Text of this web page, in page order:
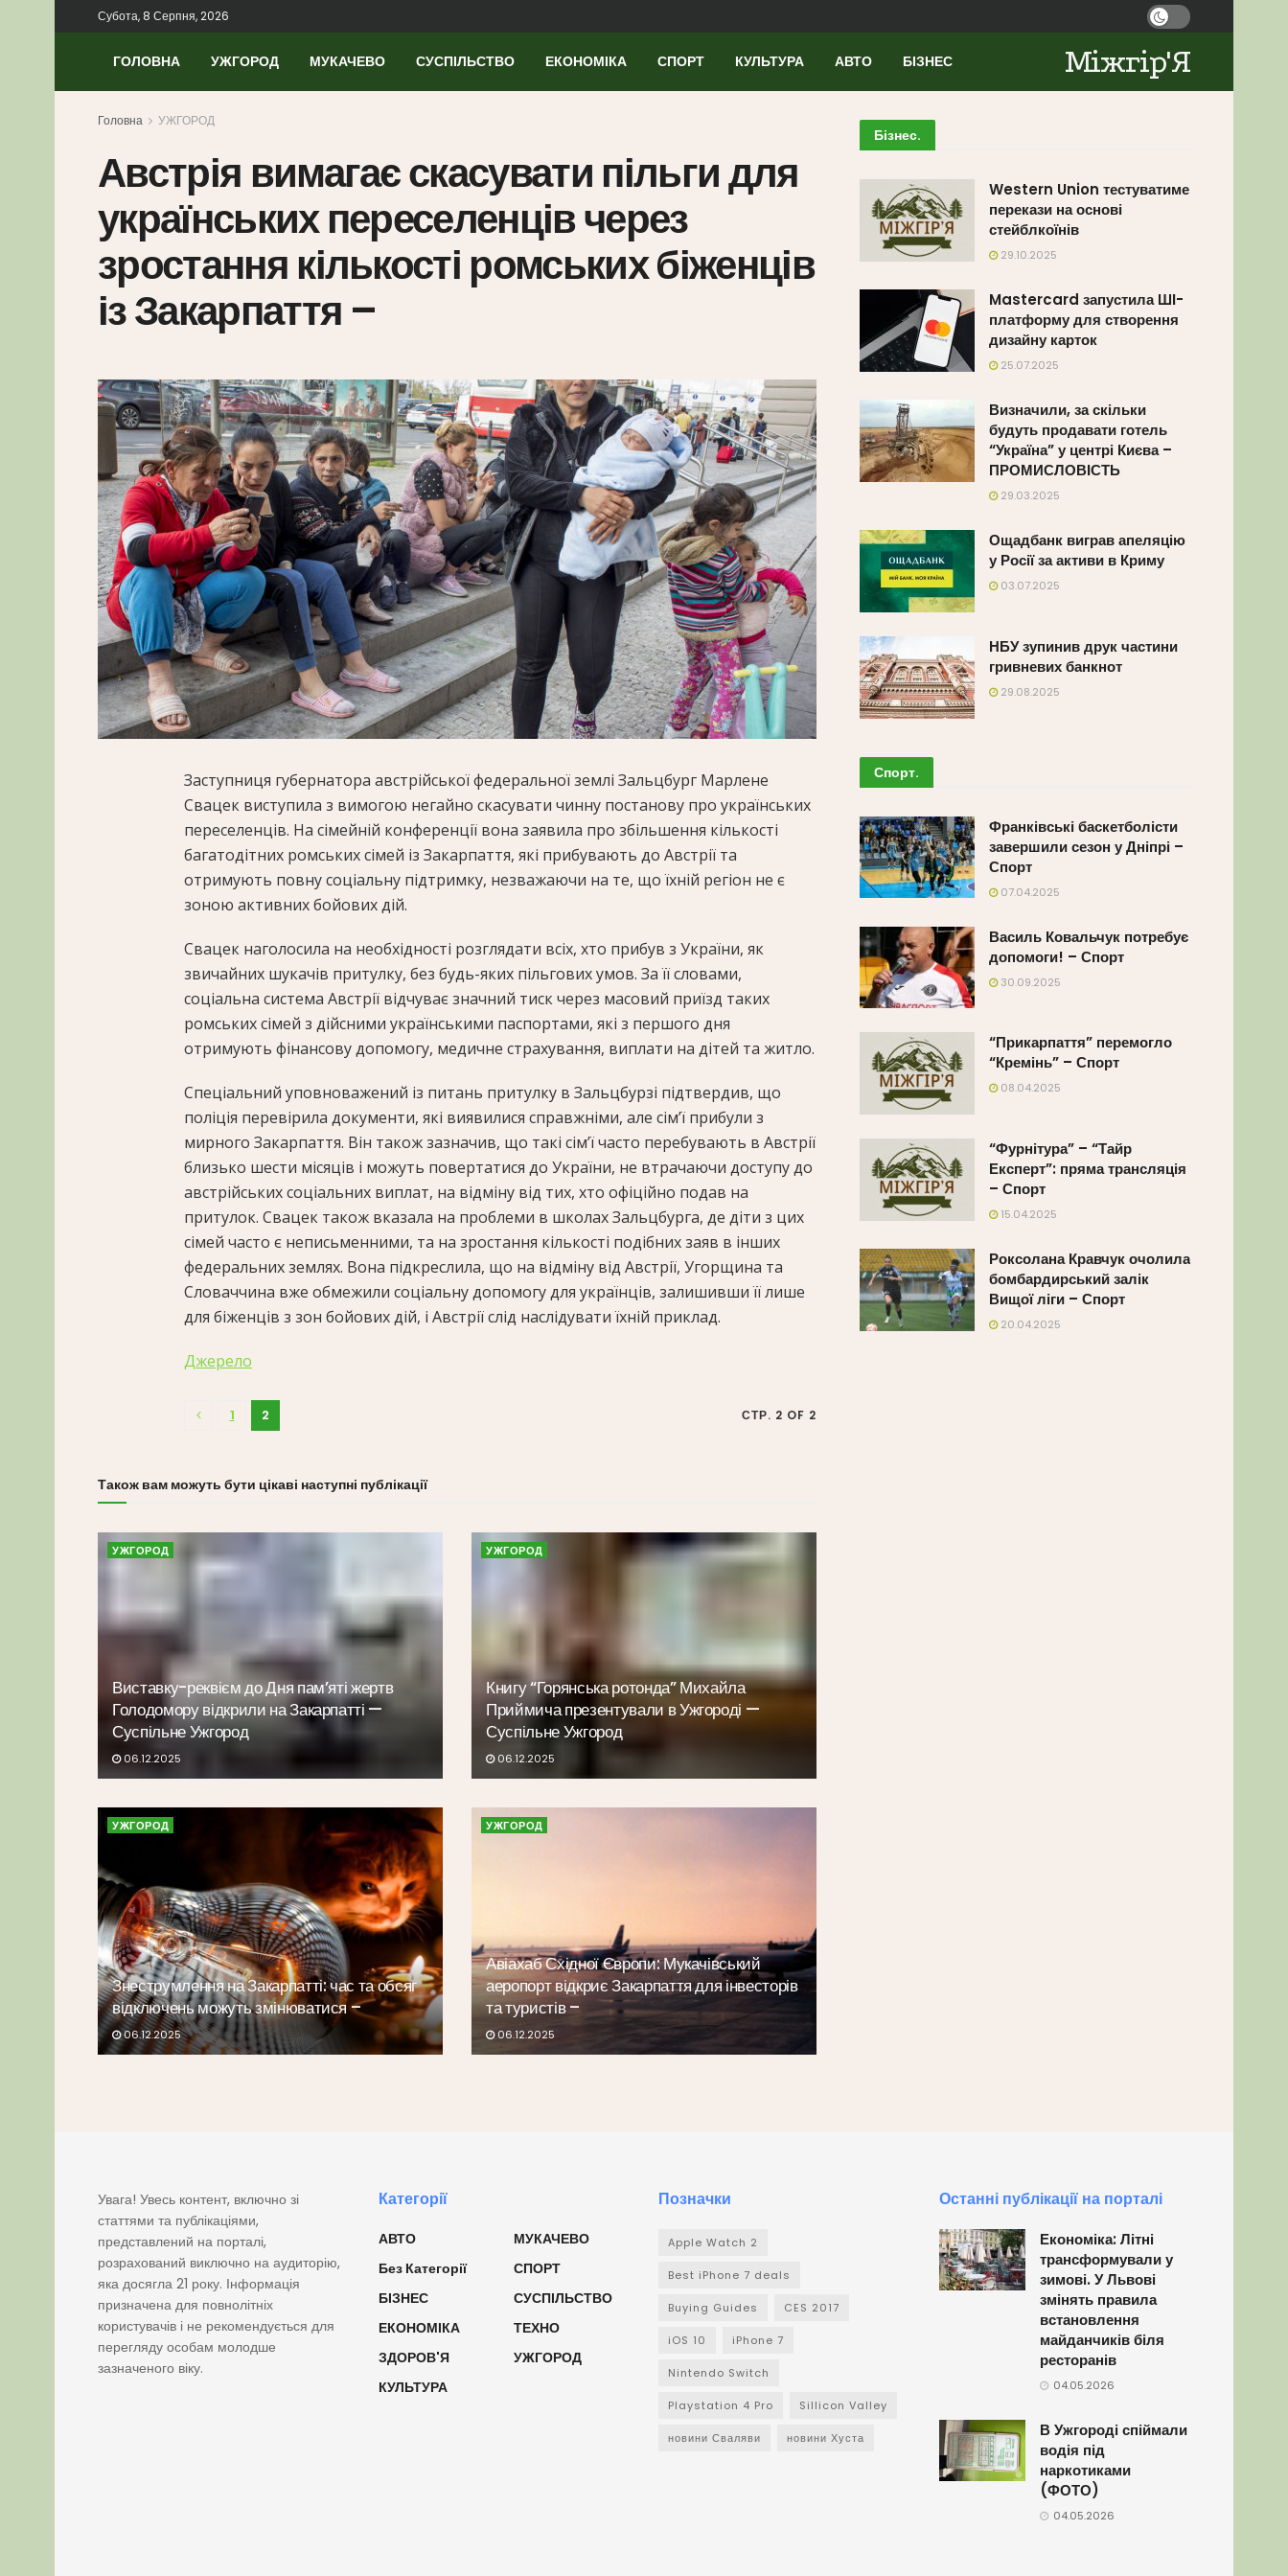
Субота, 8 Серпня, 2026
ГОЛОВНА УЖГОРОД МУКАЧЕВО СУСПІЛЬСТВО ЕКОНОМІКА СПОРТ КУЛЬТУРА АВТО БІЗНЕС Міжгір'Я
Головна УЖГОРОД
Австрія вимагає скасувати пільги для
українських переселенців через
зростання кількості ромських біженців
із Закарпаття –
Заступниця губернатора австрійської федеральної землі Зальцбург Марлене
Свацек виступила з вимогою негайно скасувати чинну постанову про українських
переселенців. На сімейній конференції вона заявила про збільшення кількості
багатодітних ромських сімей із Закарпаття, які прибувають до Австрії та
отримують повну соціальну підтримку, незважаючи на те, що їхній регіон не є
зоною активних бойових дій.
Свацек наголосила на необхідності розглядати всіх, хто прибув з України, як
звичайних шукачів притулку, без будь-яких пільгових умов. За її словами,
соціальна система Австрії відчуває значний тиск через масовий приїзд таких
ромських сімей з дійсними українськими паспортами, які з першого дня
отримують фінансову допомогу, медичне страхування, виплати на дітей та житло.
Спеціальний уповноважений із питань притулку в Зальцбурзі підтвердив, що
поліція перевірила документи, які виявилися справжніми, але сім’ї прибули з
мирного Закарпаття. Він також зазначив, що такі сім’ї часто перебувають в Австрії
близько шести місяців і можуть повертатися до України, не втрачаючи доступу до
австрійських соціальних виплат, на відміну від тих, хто офіційно подав на
притулок. Свацек також вказала на проблеми в школах Зальцбурга, де діти з цих
сімей часто є неписьменними, та на зростання кількості подібних заяв в інших
федеральних землях. Вона підкреслила, що на відміну від Австрії, Угорщина та
Словаччина вже обмежили соціальну допомогу для українців, залишивши її лише
для біженців з зон бойових дій, і Австрії слід наслідувати їхній приклад.
Джерело
СТР. 2 OF 2
1 2
Також вам можуть бути цікаві наступні публікації
УЖГОРОД
Виставку-реквієм до Дня пам’яті жертв
Голодомору відкрили на Закарпатті —
Суспільне Ужгород
06.12.2025
УЖГОРОД
Книгу “Горянська ротонда” Михайла
Приймича презентували в Ужгороді —
Суспільне Ужгород
06.12.2025
УЖГОРОД
Знеструмлення на Закарпатті: час та обсяг
відключень можуть змінюватися –
06.12.2025
УЖГОРОД
Авіахаб Східної Європи: Мукачівський
аеропорт відкриє Закарпаття для інвесторів
та туристів –
06.12.2025
Бізнес.
Western Union тестуватиме
перекази на основі
стейблкоїнів
29.10.2025
Mastercard запустила ШІ-
платформу для створення
дизайну карток
25.07.2025
Визначили, за скільки
будуть продавати готель
“Україна” у центрі Києва –
ПРОМИСЛОВІСТЬ
29.03.2025
Ощадбанк виграв апеляцію
у Росії за активи в Криму
03.07.2025
НБУ зупинив друк частини
гривневих банкнот
29.08.2025
Спорт.
Франківські баскетболісти
завершили сезон у Дніпрі –
Спорт
07.04.2025
Василь Ковальчук потребує
допомоги! – Спорт
30.09.2025
“Прикарпаття” перемогло
“Кремінь” – Спорт
08.04.2025
“Фурнітура” – “Тайр
Експерт”: пряма трансляція
– Спорт
15.04.2025
Роксолана Кравчук очолила
бомбардирський залік
Вищої ліги – Спорт
20.04.2025
Увага! Увесь контент, включно зі
статтями та публікаціями,
представлений на порталі,
розрахований виключно на аудиторію,
яка досягла 21 року. Інформація
призначена для повнолітніх
користувачів і не рекомендується для
перегляду особам молодше
зазначеного віку.
Категорії
АВТО
Без Категорії
БІЗНЕС
ЕКОНОМІКА
ЗДОРОВ'Я
КУЛЬТУРА
МУКАЧЕВО
СПОРТ
СУСПІЛЬСТВО
ТЕХНО
УЖГОРОД
Позначки
Apple Watch 2
Best iPhone 7 deals
Buying Guides CES 2017
iOS 10 iPhone 7
Nintendo Switch
Playstation 4 Pro Sillicon Valley
новини Сваляви новини Хуста
Останні публікації на порталі
Економіка: Літні
трансформували у
зимові. У Львові
змінять правила
встановлення
майданчиків біля
ресторанів
04.05.2026
В Ужгороді спіймали
водія під
наркотиками
(ФОТО)
04.05.2026